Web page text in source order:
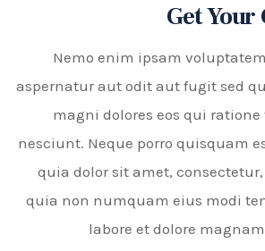
Get Your
Nemo enim ipsam
aspernatur aut odit aut fugit sed
magni dolores eos qui
nesciunt. Neque porro quisquam
quia dolor sit amet,
quia non numquam eius modi
labore et dolore